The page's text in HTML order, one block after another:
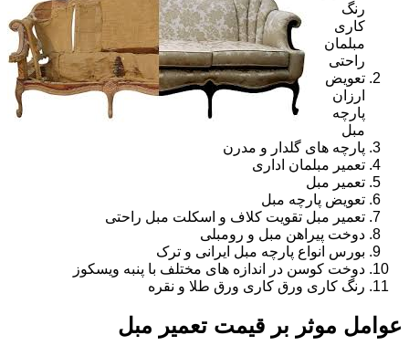
رنگ
کاری
مبلمان
راحتی
تعویض
ارزان
پارچه
مبل
پارچه های گلدار و مدرن
تعمیر مبلمان اداری
تعمیر مبل
تعویض پارچه مبل
تعمیر مبل تقویت کلاف و اسکلت مبل راحتی
دوخت پیراهن مبل و رومبلی
بورس انواع پارچه مبل ایرانی و ترک
دوخت کوسن در اندازه های مختلف با پنبه ویسکوز
رنگ کاری ورق کاری ورق طلا و نقره
عوامل موثر بر قیمت تعمیر مبل